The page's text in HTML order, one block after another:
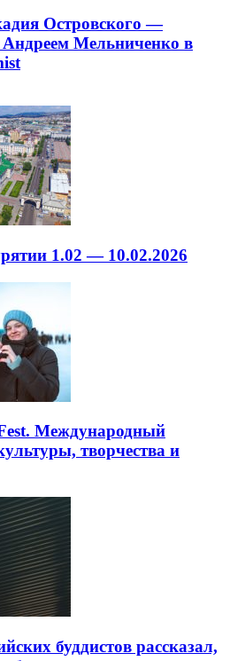
Островского —
Андреем Мельниченко в
1.02 — 10.02.2026
Международный
творчества и
буддистов рассказал,